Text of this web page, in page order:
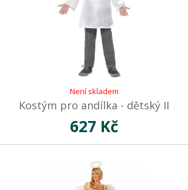
Není skladem
Kostým pro andílka - dětský II
627 Kč